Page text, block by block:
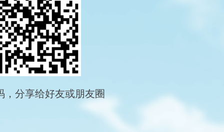
，分享给好友或朋友圈